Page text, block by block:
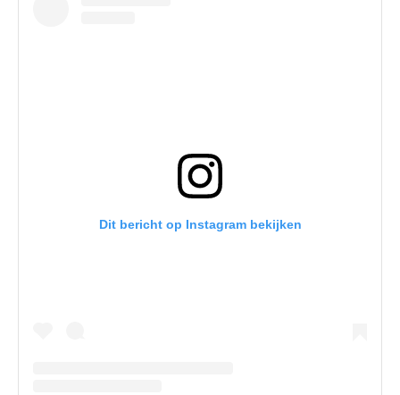
Dit bericht op Instagram bekijken